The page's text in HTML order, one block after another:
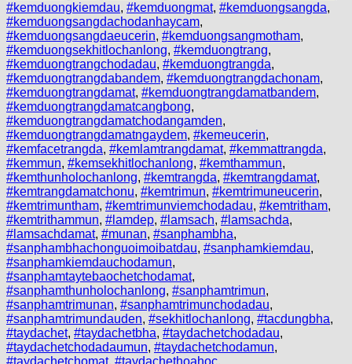
#kemduongkiemdau, #kemduongmat, #kemduongsangda,
#kemduongsangdachodanhaycam,
#kemduongsangdaeucerin, #kemduongsangmotham,
#kemduongsekhitlochanlong, #kemduongtrang,
#kemduongtrangchodadau, #kemduongtrangda,
#kemduongtrangdabandem, #kemduongtrangdachonam,
#kemduongtrangdamat, #kemduongtrangdamatbandem,
#kemduongtrangdamatcangbong,
#kemduongtrangdamatchodangamden,
#kemduongtrangdamatngaydem, #kemeucerin,
#kemfacetrangda, #kemlamtrangdamat, #kemmattrangda,
#kemmun, #kemsekhitlochanlong, #kemthammun,
#kemthunholochanlong, #kemtrangda, #kemtrangdamat,
#kemtrangdamatchonu, #kemtrimun, #kemtrimuneucerin,
#kemtrimuntham, #kemtrimunviemchodadau, #kemtritham,
#kemtrithammun, #lamdep, #lamsach, #lamsachda,
#lamsachdamat, #munan, #sanphambha,
#sanphambhachonguoimoibatdau, #sanphamkiemdau,
#sanphamkiemdauchodamun,
#sanphamtaytebaochetchodamat,
#sanphamthunholochanlong, #sanphamtrimun,
#sanphamtrimunan, #sanphamtrimunchodadau,
#sanphamtrimundauden, #sekhitlochanlong, #tacdungbha,
#taydachet, #taydachetbha, #taydachetchodadau,
#taydachetchodadaumun, #taydachetchodamun,
#taydachetchomat, #taydachethoahoc,